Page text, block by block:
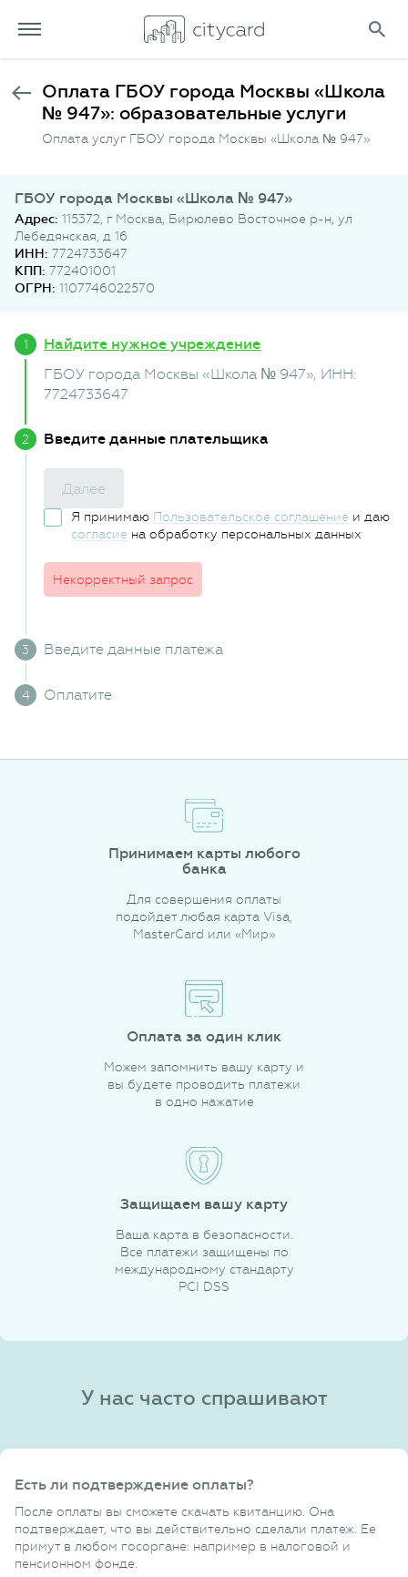
Оплата ГБОУ города Москвы «Школа
№ 947»: образовательные услуги
Оплата услуг ГБОУ города Москвы «Школа № 947»
ГБОУ города Москвы «Школа № 947»
Адрес: 115372, г Москва, Бирюлево Восточное р-н, ул
Лебедянская, д 16
ИНН: 7724733647
КПП: 772401001
ОГРН: 1107746022570
Найдите нужное учреждение
ГБОУ города Москвы «Школа № 947», ИНН:
7724733647
Введите данные плательщика
Далее
Я принимаю Пользовательское соглашение и даю
согласие на обработку персональных данных
Некорректный запрос
Введите данные платежа
Оплатите
Принимаем карты любого
банка
Для совершения оплаты
подойдет любая карта Visa,
MasterCard или «Мир»
Оплата за один клик
Можем запомнить вашу карту и
вы будете проводить платежи
в одно нажатие
Защищаем вашу карту
Ваша карта в безопасности.
Все платежи защищены по
международному стандарту
PCI DSS
У нас часто спрашивают
Есть ли подтверждение оплаты?
После оплаты вы сможете скачать квитанцию. Она
подтверждает, что вы действительно сделали платеж. Ее
примут в любом госоргане: например в налоговой и
пенсионном фонде.